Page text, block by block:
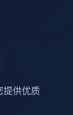
提供优质